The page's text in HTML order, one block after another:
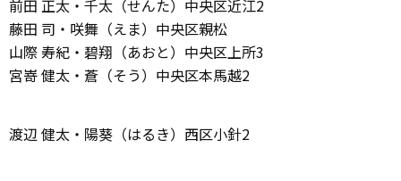
前田 正太・千太（せんた）中央区近江2
藤田 司・咲舞（えま）中央区親松
山際 寿紀・碧翔（あおと）中央区上所3
宮嵜 健太・蒼（そう）中央区本馬越2
渡辺 健太・陽葵（はるき）西区小針2